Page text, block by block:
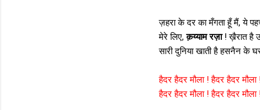
ज़हरा के दर का मँगता हूँ मैं, ये
मेरे लिए,क़य्याम रज़ा! ख़ैरात है
सारी दुनिया खाती है हसनैन के
हैदर हैदर मौला ! हैदर हैदर मौला
हैदर हैदर मौला ! हैदर हैदर मौला